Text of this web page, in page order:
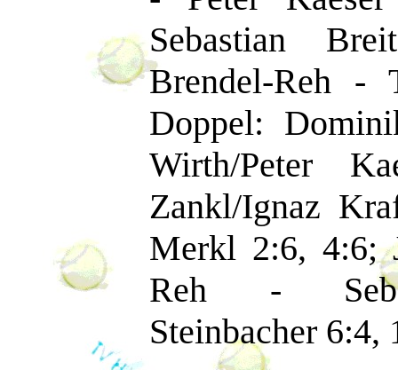
Sebastian
Brendel-Reh -
Doppel:
Wirth/Peter
Zankl/Ignaz
Merkl 2:6, 4:6;
Reh -
Steinbacher 6:4,